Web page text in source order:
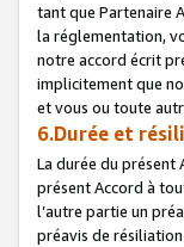
tant que Partenaire
la réglementation,
notre accord écrit
implicitement que
et vous ou toute
6.Durée et
La durée du
présent Accord à
l’autre partie un
préavis de